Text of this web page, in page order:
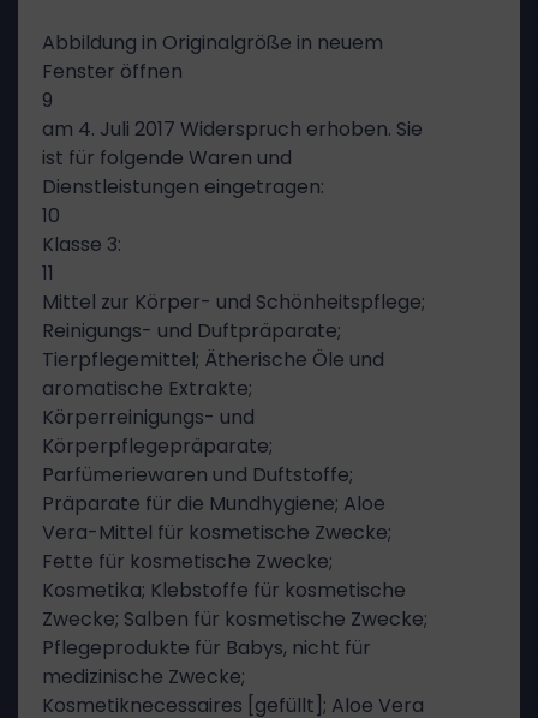
Abbildung in Originalgröße in neuem
Fenster öffnen
9
am 4. Juli 2017 Widerspruch erhoben. Sie
ist für folgende Waren und
Dienstleistungen eingetragen:
10
Klasse 3:
11
Mittel zur Körper- und Schönheitspflege;
Reinigungs- und Duftpräparate;
Tierpflegemittel; Ätherische Öle und
aromatische Extrakte;
Körperreinigungs- und
Körperpflegepräparate;
Parfümeriewaren und Duftstoffe;
Präparate für die Mundhygiene; Aloe
Vera-Mittel für kosmetische Zwecke;
Fette für kosmetische Zwecke;
Kosmetika; Klebstoffe für kosmetische
Zwecke; Salben für kosmetische Zwecke;
Pflegeprodukte für Babys, nicht für
medizinische Zwecke;
Kosmetiknecessaires [gefüllt]; Aloe Vera